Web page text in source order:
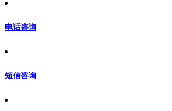
电话咨询
短信咨询